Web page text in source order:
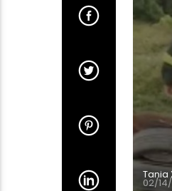
Tania
02/